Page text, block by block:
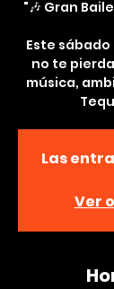
"🎶 Gran
Este
no te
música,
Las
Ver